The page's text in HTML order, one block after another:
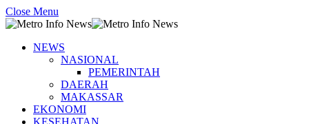
Close Menu
NEWS
NASIONAL
PEMERINTAH
DAERAH
MAKASSAR
EKONOMI
KESEHATAN